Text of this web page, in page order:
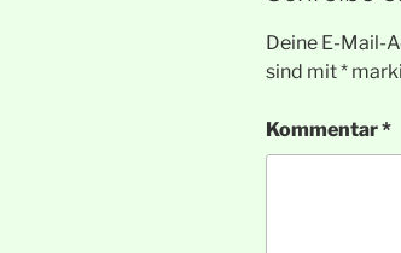
Deine E-Mail-
sind mit*
Kommentar*